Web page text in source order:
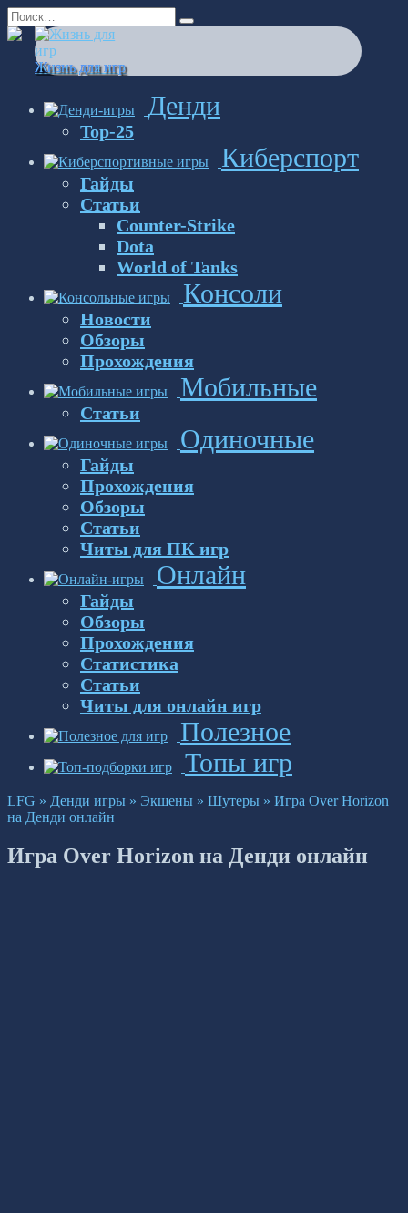
Перейти
к
содержанию
Search
for:
Жизнь для игр
Денди
Top-25
Киберспорт
Гайды
Статьи
Counter-Strike
Dota
World of Tanks
Консоли
Новости
Обзоры
Прохождения
Мобильные
Статьи
Одиночные
Гайды
Прохождения
Обзоры
Статьи
Читы для ПК игр
Онлайн
Гайды
Обзоры
Прохождения
Статистика
Статьи
Читы для онлайн игр
Полезное
Топы игр
LFG » Денди игры » Экшены » Шутеры » Игра Over Horizon
на Денди онлайн
Игра Over Horizon на Денди онлайн